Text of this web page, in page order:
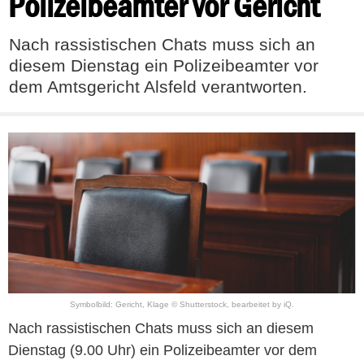
FEUILLETON
DEBATTE
Nach rassistischen Chats muss sich an
diesem Dienstag ein Polizeibeamter vor
dem Amtsgericht Alsfeld verantworten.
Symbolbild: Gericht, Klage © Shutterstock, bearbeitet by iQ.
Nach rassistischen Chats muss sich an diesem
Dienstag (9.00 Uhr) ein Polizeibeamter vor dem